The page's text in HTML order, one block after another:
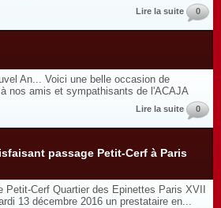
Lire la suite 0
An... Voici une belle occasion de
nos amis et sympathisants de l'ACAJA
Lire la suite 0
passage Petit-Cerf à Paris
Petit-Cerf Quartier des Epinettes Paris XVII
13 décembre 2016 un prestataire en...